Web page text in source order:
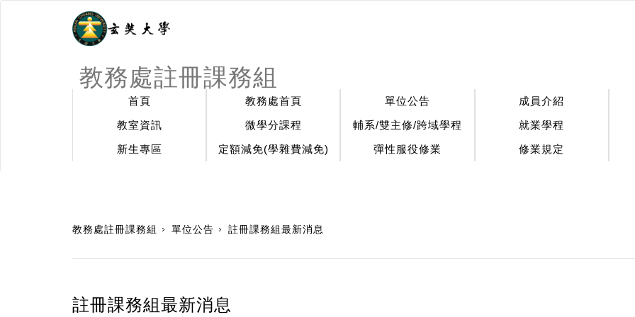
教務處註冊課務組
首頁 教務處首頁 單位公告
成員介紹
教室資訊
微學分課程 輔系/雙主修/跨域學程
就業學程
新生專區
定額減免(學雜費減免) 彈性服役修業 修業規定
教務處註冊課務組 單位公告 註冊課務組最新消息
註冊課務組最新消息